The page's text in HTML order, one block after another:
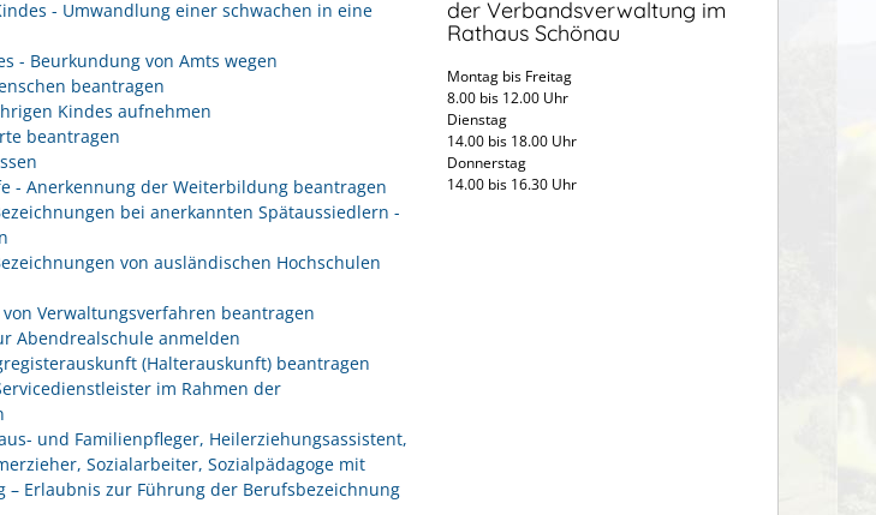
- Umwandlung einer schwachen in eine
- Beurkundung von Amts wegen
beantragen
Kindes aufnehmen
beantragen
- Anerkennung der Weiterbildung beantragen
bei anerkannten Spätaussiedlern -
von ausländischen Hochschulen
Verwaltungsverfahren beantragen
Abendrealschule anmelden
(Halterauskunft) beantragen
im Rahmen der
und Familienpfleger, Heilerziehungsassistent,
Sozialarbeiter, Sozialpädagoge mit
Erlaubnis zur Führung der Berufsbezeichnung
der Verbandsverwaltung im
Rathaus Schönau
Montag bis Freitag
8.00 bis 12.00 Uhr
Dienstag
14.00 bis 18.00 Uhr
Donnerstag
14.00 bis 16.30 Uhr